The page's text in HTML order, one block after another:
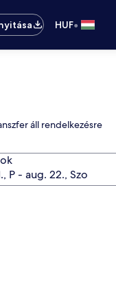
HUF•
áll rendelkezésre